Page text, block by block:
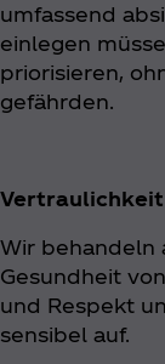
umfassend
einlegen
priorisieren,
gefährden.
Vertraulichkeit
Wir behandeln
Gesundheit
und Respekt
sensibel auf.